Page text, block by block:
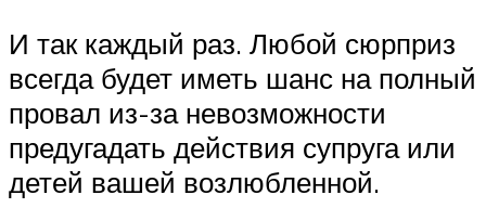
И так каждый раз. Любой сюрприз
всегда будет иметь шанс на полный
провал из-за невозможности
предугадать действия супруга или
детей вашей возлюбленной.